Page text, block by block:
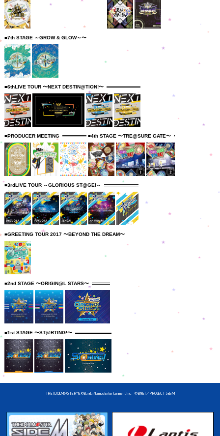
■7th STAGE ～GROW & GLOW～〜
■6thLIVE TOUR 〜NEXT DESTIN@TION!〜
■PRODUCER MEETING ■4th STAGE 〜TRE@SURE GATE〜
■3rdLIVE TOUR ～GLORIOUS ST@GE!～
■GREETING TOUR 2017 〜BEYOND THE DREAM〜
■2nd STAGE 〜ORIGIN@L STARS〜
■1st STAGE 〜ST@RTING!〜
THE IDOLM@STER™& ©Bandai Namco Entertainment Inc. © BNEI／PROJECT SideM